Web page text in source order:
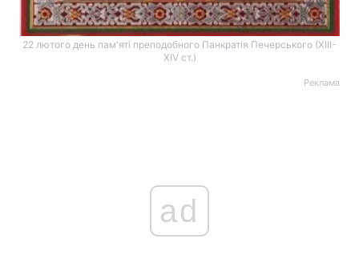
Політика
22 лютого день пам'яті преподобного Панкратія Печерського (ХІІІ-
ХІV ст.)
Реклама
ad